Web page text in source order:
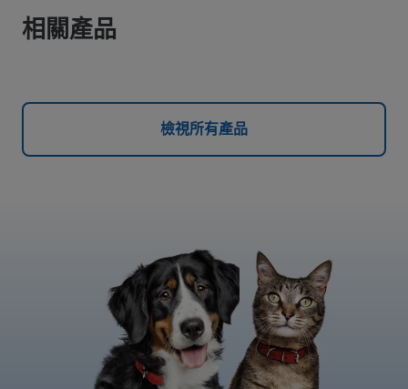
相關產品
檢視所有產品